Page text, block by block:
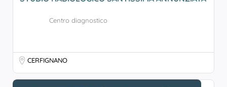
Centro diagnostico
CERFIGNANO